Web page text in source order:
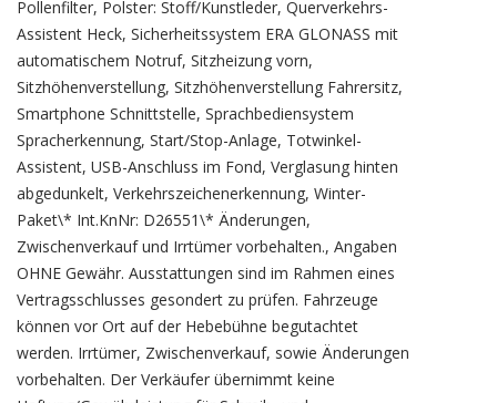
Pollenfilter, Polster: Stoff/Kunstleder, Querverkehrs-
Assistent Heck, Sicherheitssystem ERA GLONASS mit
automatischem Notruf, Sitzheizung vorn,
Sitzhöhenverstellung, Sitzhöhenverstellung Fahrersitz,
Smartphone Schnittstelle, Sprachbediensystem
Spracherkennung, Start/Stop-Anlage, Totwinkel-
Assistent, USB-Anschluss im Fond, Verglasung hinten
abgedunkelt, Verkehrszeichenerkennung, Winter-
Paket\* Int.KnNr: D26551\* Änderungen,
Zwischenverkauf und Irrtümer vorbehalten., Angaben
OHNE Gewähr. Ausstattungen sind im Rahmen eines
Vertragsschlusses gesondert zu prüfen. Fahrzeuge
können vor Ort auf der Hebebühne begutachtet
werden. Irrtümer, Zwischenverkauf, sowie Änderungen
vorbehalten. Der Verkäufer übernimmt keine